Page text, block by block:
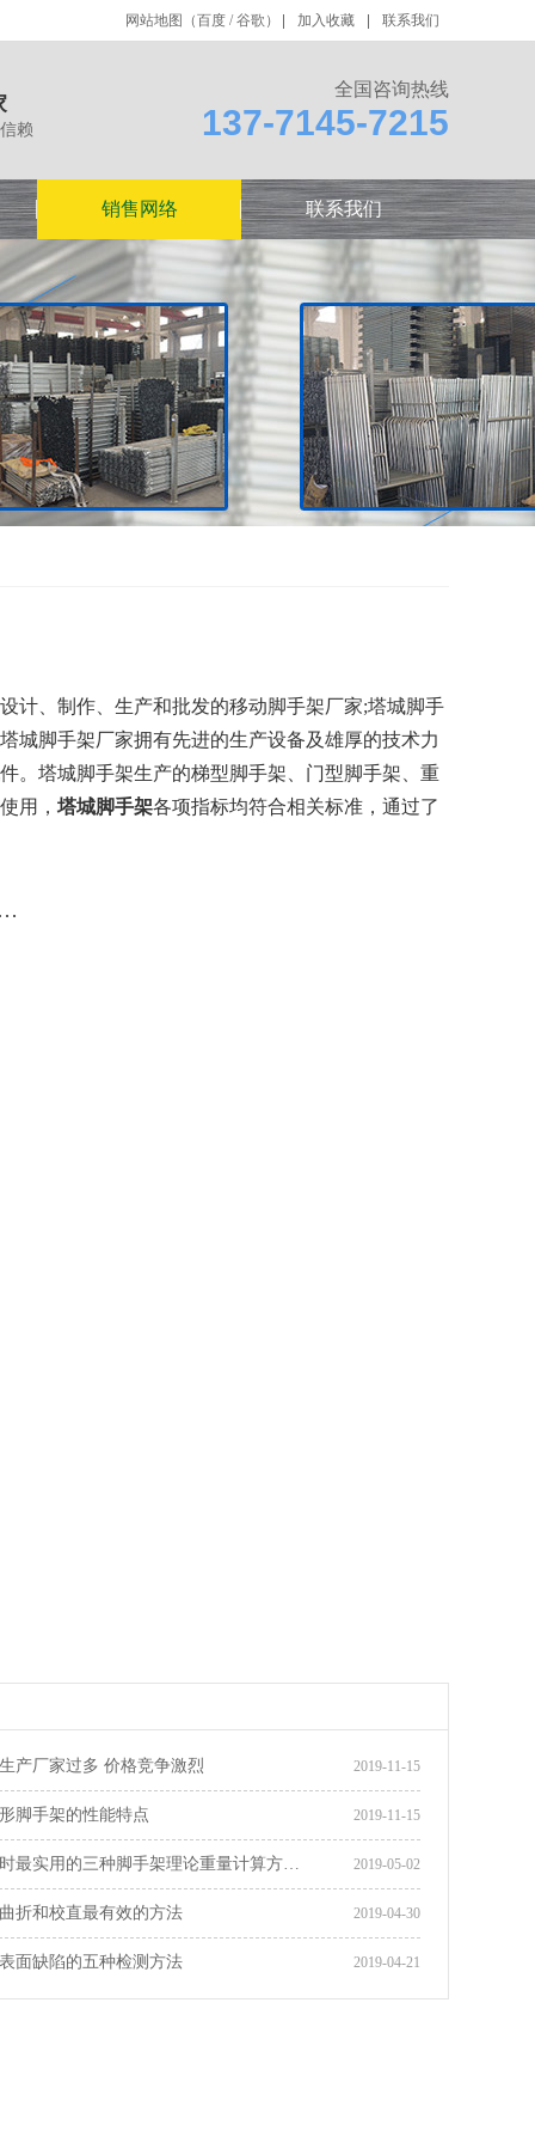
网站地图 （百度 /谷歌 ） 加入收藏 联系我们
赖
全国咨询热线
137-7145-7215
销售网络 联系我们
计、制作、生产和批发的移动脚手架厂家;塔城脚手
城脚手架厂家拥有先进的生产设备及雄厚的技术力
。塔城脚手架生产的梯型脚手架、门型脚手架、重
用， 塔城脚手架各项指标均符合相关标准，通过了
2019-11-15
产厂家过多 价格竞争激烈
2019-11-15
脚手架的性能特点
2019-05-02
最实用的三种脚手架理论重量计算方…
2019-04-30
折和校直最有效的方法
2019-04-21
面缺陷的五种检测方法